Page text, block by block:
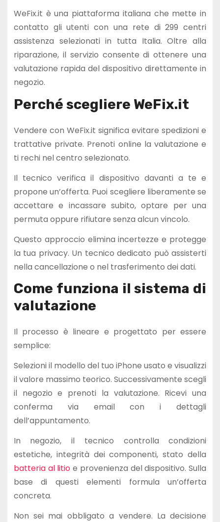
WeFix.it è una piattaforma italiana che mette in
contatto gli utenti con una rete di 299 centri
assistenza selezionati in tutta Italia. Oltre alla
riparazione, il servizio consente di ottenere una
valutazione rapida del dispositivo direttamente in
negozio.
Perché scegliere WeFix.it
Vendere con WeFix.it significa evitare spedizioni e
trattative private. Prenoti online la valutazione e
ti rechi nel centro selezionato.
Il tecnico verifica il dispositivo davanti a te e
propone un’offerta. Puoi scegliere liberamente se
accettare e incassare subito, optare per una
permuta oppure rifiutare senza alcun vincolo.
Questo approccio elimina incertezze e protegge
la tua privacy. Un tecnico dedicato può assisterti
nella cancellazione o nel trasferimento dei dati.
Come funziona il sistema di
valutazione
Il processo è lineare e progettato per essere
semplice:
Selezioni il modello del tuo iPhone usato e visualizzi
il valore massimo teorico. Successivamente scegli
il negozio e prenoti la valutazione. Ricevi una
conferma via email con i dettagli
dell’appuntamento.
In negozio, il tecnico controlla condizioni
estetiche, integrità dei componenti, stato della
batteria al litio e provenienza del dispositivo. Sulla
base di questi elementi formula un’offerta
concreta.
Non sei mai obbligato a vendere. La decisione